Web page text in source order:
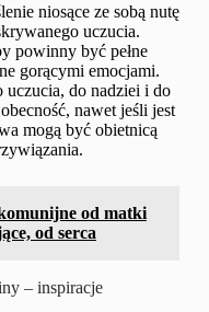
niosące ze sobą nutę
uczucia.
powinny być pełne
gorącymi emocjami.
uczucia, do nadziei i do
nawet jeśli jest
mogą być obietnicą
od matki
od serca
– inspiracje